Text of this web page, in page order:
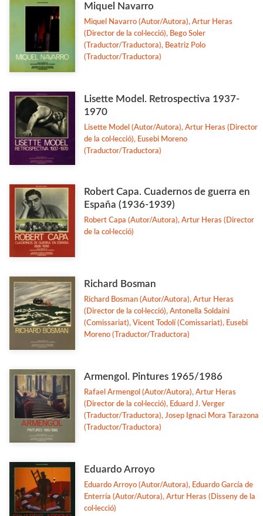
Miquel Navarro
Miquel Navarro (Autor/Autora), Artur Heras
(Director de la col·lecció), Bego Soler
(Traductor/Traductora), Beatriz Polo
(Traductor/Traductora)
Lisette Model. Retrospectiva 1937-
1970
Lisette Model (Autor/Autora), Artur Heras (Director
de la col·lecció), Eusebi Moreno
(Traductor/Traductora)
Robert Capa. Cuadernos de guerra en
España (1936-1939)
Robert Capa (Autor/Autora), Artur Heras (Director
de la col·lecció)
Richard Bosman
Richard Bosman (Autor/Autora), Artur Heras
(Director de la col·lecció), Antonella Soldaini
(Comissariat), Vicent Todolí (Comissariat), Eusebi
Moreno (Traductor/Traductora)
Armengol. Pintures 1965/1986
Rafael Armengol (Autor/Autora), Artur Heras
(Director de la col·lecció), Eduard J. Verger
(Traductor/Traductora), Josep Ignaci Mora Tarazona
(Traductor/Traductora)
Eduardo Arroyo
Eduardo Arroyo (Autor/Autora), Eduardo García de
Enterría (Autor/Autora), Artur Heras (Disseny de la
col·lecció)